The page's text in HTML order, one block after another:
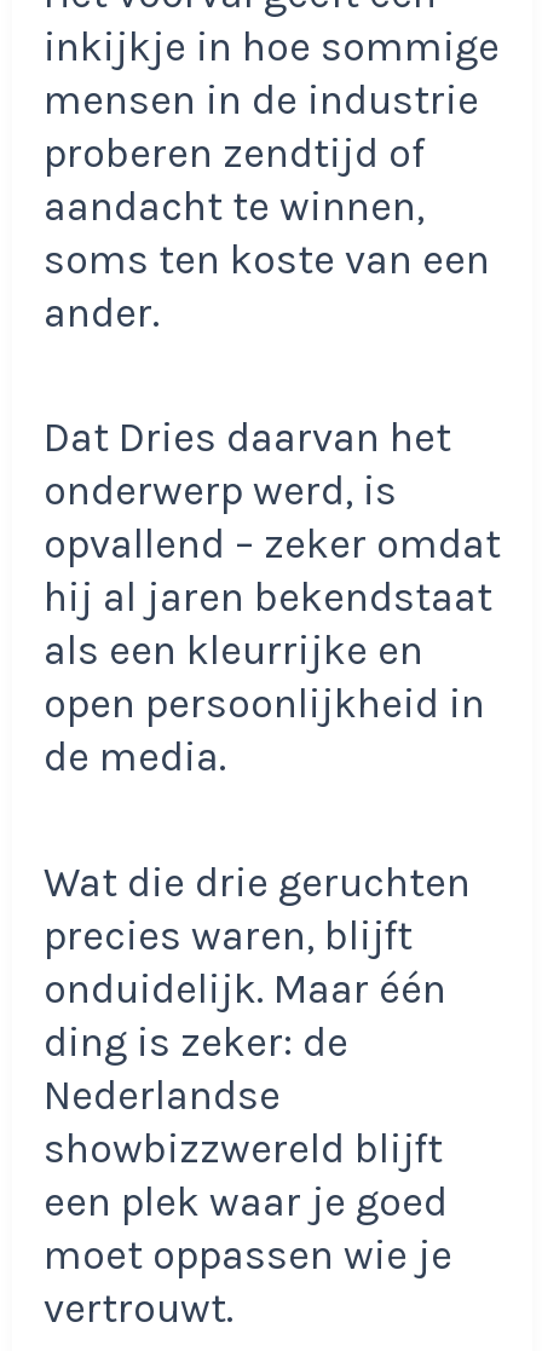
inkijkje in hoe sommige
mensen in de industrie
proberen zendtijd of
aandacht te winnen,
soms ten koste van een
ander.
Dat Dries daarvan het
onderwerp werd, is
opvallend – zeker omdat
hij al jaren bekendstaat
als een kleurrijke en
open persoonlijkheid in
de media.
Wat die drie geruchten
precies waren, blijft
onduidelijk. Maar één
ding is zeker: de
Nederlandse
showbizzwereld blijft
een plek waar je goed
moet oppassen wie je
vertrouwt.